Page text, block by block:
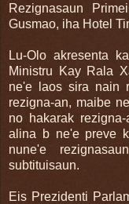
Rezignasaun
Gusmao, iha Hotel
Lu-Olo akresenta
Ministru Kay Rala
ne'e laos sira nain
rezigna-an, maibe
no hakarak
alina b ne'e preve
nune'e
subtituisaun.
Eis Prezidenti